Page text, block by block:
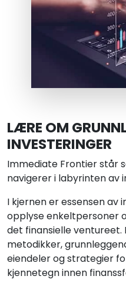
LÆRE OM
INVESTERINGER
Immediate Frontier står
navigerer i labyrinten av
I kjernen er essensen av
opplyse enkeltpersoner
det finansielle ventureet.
metodikker,
eiendeler og strategier
kjennetegn innen